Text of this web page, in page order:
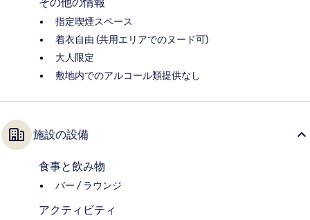
指定喫煙スペース
着衣自由 (共用エリアでのヌード可)
大人限定
敷地内でのアルコール類提供なし
施設の設備
食事と飲み物
バー / ラウンジ
アクティビティ